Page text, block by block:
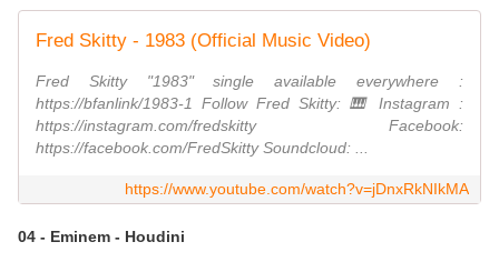
Fred Skitty - 1983 (Official Music Video)
Fred Skitty "1983" single available everywhere :
https://bfanlink/1983-1 Follow Fred Skitty: 🎹 Instagram :
https://instagram.com/fredskitty Facebook:
https://facebook.com/FredSkitty Soundcloud: ...
https://www.youtube.com/watch?v=jDnxRkNIkMA
04 - Eminem - Houdini